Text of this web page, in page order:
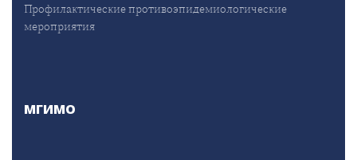
Профилактические противоэпидемиологические
мероприятия
МГИМО